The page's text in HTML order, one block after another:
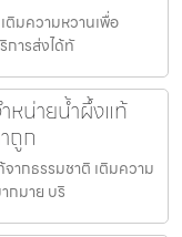
ติมความหวานเพื่อ
การส่งได้ทั
หน่ายน้ำผึ้งแท้
ถูก
ากธรรมชาติ เติมความ
กมาย บริ